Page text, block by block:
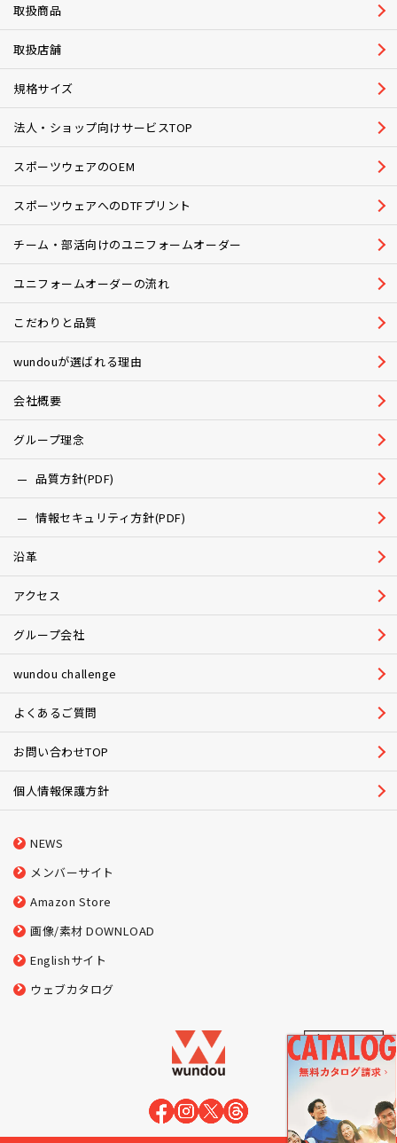
取扱商品
取扱店舗
規格サイズ
法人・ショップ向けサービスTOP
スポーツウェアのOEM
スポーツウェアへのDTFプリント
チーム・部活向けのユニフォームオーダー
ユニフォームオーダーの流れ
こだわりと品質
wundouが選ばれる理由
会社概要
グループ理念
品質方針(PDF)
情報セキュリティ方針(PDF)
沿革
アクセス
グループ会社
wundou challenge
よくあるご質問
お問い合わせTOP
個人情報保護方針
NEWS
メンバーサイト
Amazon Store
画像/素材 DOWNLOAD
Englishサイト
ウェブカタログ